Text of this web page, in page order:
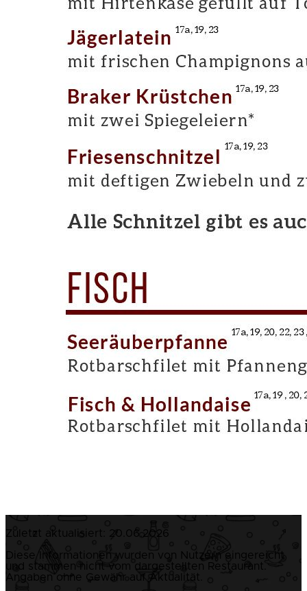
Zuletzt aktualisiert: 20.06.2026
Diese Informationen wurden von Nutzern eingereicht
und stammen nicht vom dargestellten Restaurant.
Angaben ohne Gewähr auf Aktualität.